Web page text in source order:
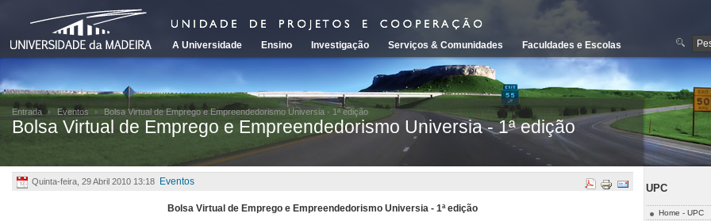
A Universidade Ensino Investigação Serviços & Comunidades Faculdades e Escolas
Entrada Eventos Bolsa Virtual de Emprego e Empreendedorismo Universia - 1ª edição
Bolsa Virtual de Emprego e Empreendedorismo Universia - 1ª edição
Quinta-feira, 29 Abril 2010 13:18 Eventos
Bolsa Virtual de Emprego e Empreendedorismo Universia - 1ª edição
UPC
Home - UPC